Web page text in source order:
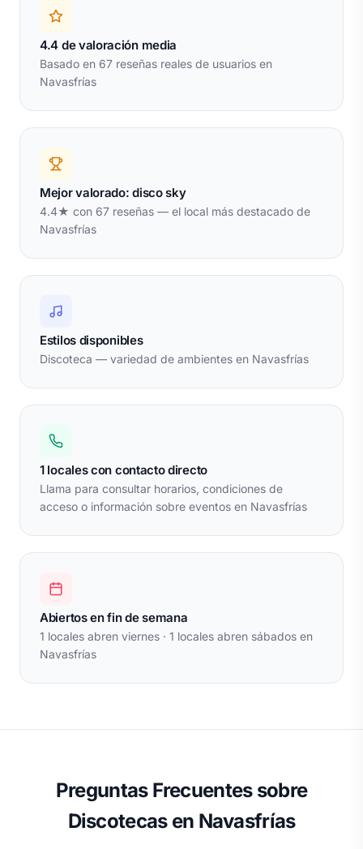
4.4 de valoración media
Basado en 67 reseñas reales de usuarios en
Navasfrías
Mejor valorado: disco sky
4.4★ con 67 reseñas — el local más destacado de
Navasfrías
Estilos disponibles
Discoteca — variedad de ambientes en Navasfrías
1 locales con contacto directo
Llama para consultar horarios, condiciones de
acceso o información sobre eventos en Navasfrías
Abiertos en fin de semana
1 locales abren viernes · 1 locales abren sábados en
Navasfrías
Preguntas Frecuentes sobre
Discotecas en Navasfrías